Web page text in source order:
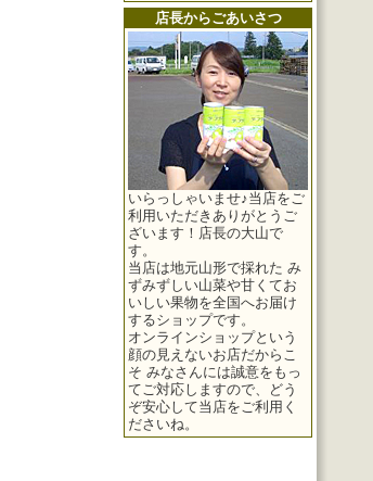
店長からごあいさつ
いらっしゃいませ♪当店をご
利用いただきありがとうご
ざいます！店長の大山で
す。
当店は地元山形で採れた み
ずみずしい山菜や甘くてお
いしい果物を全国へお届け
するショップです。
オンラインショップという
顔の見えないお店だからこ
そ みなさんには誠意をもっ
てご対応しますので、どう
ぞ安心して当店をご利用く
ださいね。